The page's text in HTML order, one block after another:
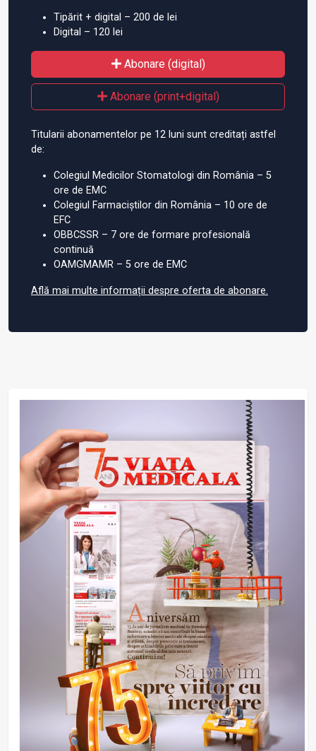
Tipărit + digital – 200 de lei
Digital – 120 lei
Abonare (digital)
Abonare (print+digital)
Titularii abonamentelor pe 12 luni sunt creditați astfel
de:
Colegiul Medicilor Stomatologi din România – 5
ore de EMC
Colegiul Farmaciștilor din România – 10 ore de
EFC
OBBCSSR – 7 ore de formare profesională
continuă
OAMGMAMR – 5 ore de EMC
Află mai multe informații despre oferta de abonare.